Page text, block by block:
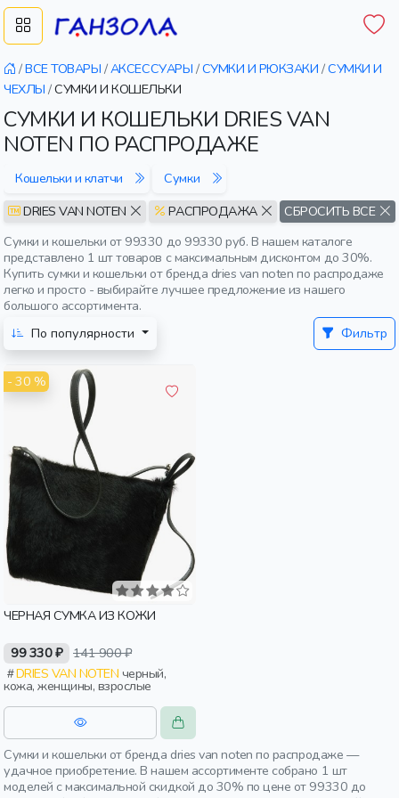
/ВСЕ ТОВАРЫ /АКСЕССУАРЫ /СУМКИ И РЮКЗАКИ /СУМКИ И
ЧЕХЛЫ /СУМКИ И КОШЕЛЬКИ
СУМКИ И КОШЕЛЬКИ DRIES VAN
NOTEN ПО РАСПРОДАЖЕ
Кошельки и клатчи
Сумки
DRIES VAN NOTEN
РАСПРОДАЖА
СБРОСИТЬ ВСЕ
Сумки и кошельки от 99330 до 99330 руб. В нашем каталоге
представлено 1 шт товаров с максимальным дисконтом до 30%.
Купить сумки и кошельки от бренда dries van noten по распродаже
легко и просто - выбирайте лучшее предложение из нашего
большого ассортимента.
По популярности
Фильтр
- 30 %
ЧЕРНАЯ СУМКА ИЗ КОЖИ
99 330 ₽ 141 900 ₽
DRIES VAN NOTEN
кожа, женщины, взрослые
Сумки и кошельки от бренда dries van noten по распродаже —
удачное приобретение. В нашем ассортименте собрано 1 шт
моделей с максимальной скидкой до 30% по цене от 99330 до